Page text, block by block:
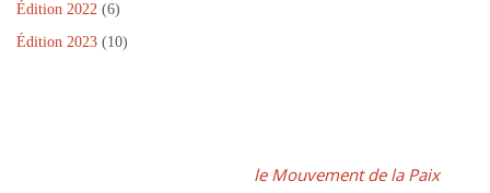
Édition 2022 (6)
Édition 2023 (10)
le Mouvement de la Paix